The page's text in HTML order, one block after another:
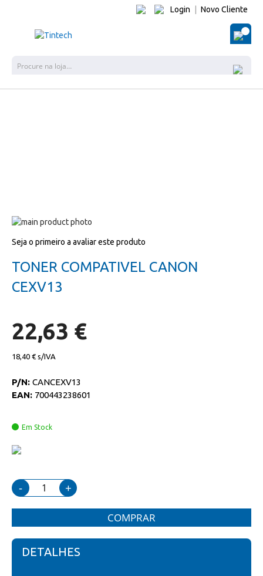
Login Novo Cliente
O
Salte
o
galeria
de
para
início
da
galeria
Seja o primeiro a avaliar este produto
TONER COMPATIVEL CANON
CEXV13
22,63 €
18,40 €
P/N: CANCEXV13
EAN: 700443238601
Em Stock
- +
COMPRAR
DETALHES